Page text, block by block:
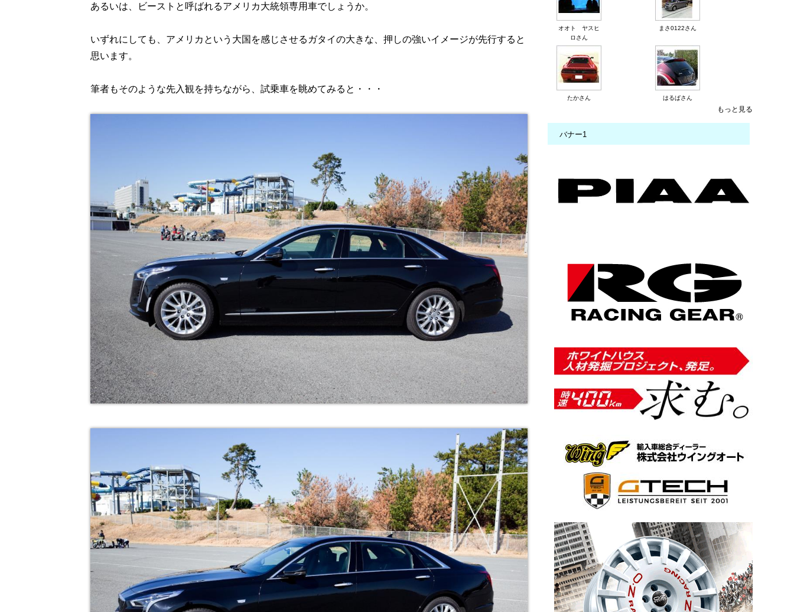
あるいは、ビーストと呼ばれるアメリカ大統領専用車でしょうか。
いずれにしても、アメリカという大国を感じさせるガタイの大きな、押しの強いイメージが先行すると
思います。
筆者もそのような先入観を持ちながら、試乗車を眺めてみると・・・
オオト ヤスヒ
ロさん
まさ0122さん
たかさん はるぱさん
もっと見る
バナー1